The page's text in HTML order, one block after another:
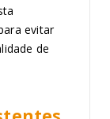
evitar
de